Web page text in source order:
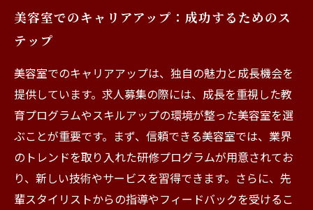
美容室でのキャリアアップ：成功するためのス
テップ
美容室でのキャリアアップは、独自の魅力と成長機会を
提供しています。求人募集の際には、成長を重視した教
育プログラムやスキルアップの環境が整った美容室を選
ぶことが重要です。まず、信頼できる美容室では、業界
のトレンドを取り入れた研修プログラムが用意されてお
り、新しい技術やサービスを習得できます。さらに、先
輩スタイリストからの指導やフィードバックを受けるこ